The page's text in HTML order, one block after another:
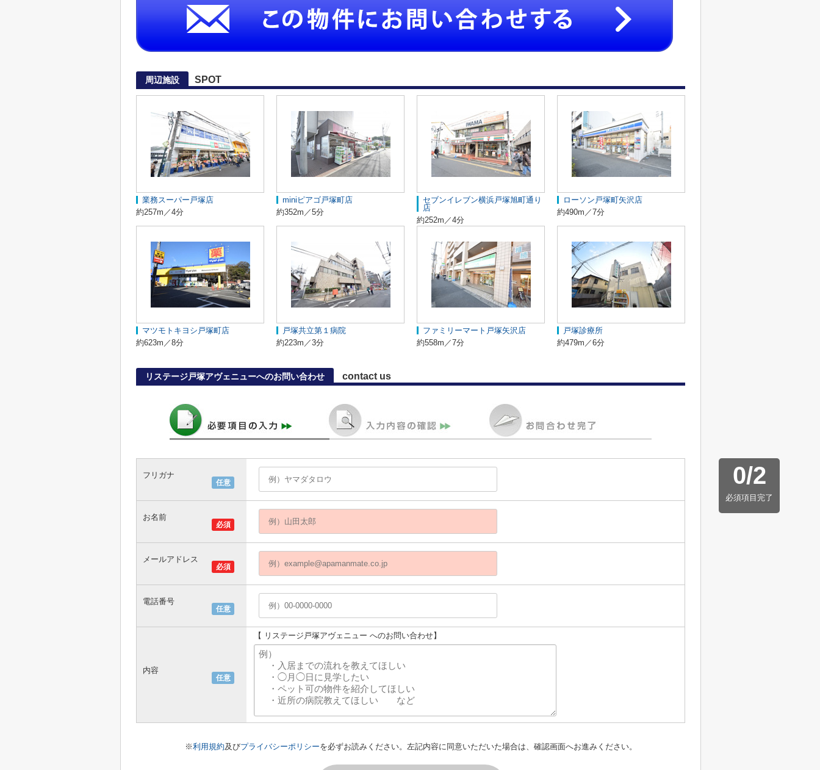
周辺施設 SPOT
業務スーパー戸塚店
約257m／4分
miniピアゴ戸塚町店
約352m／5分
セブンイレブン横浜戸塚旭町通り
店
約252m／4分
ローソン戸塚町矢沢店
約490m／7分
マツモトキヨシ戸塚町店
約623m／8分
戸塚共立第１病院
約223m／3分
ファミリーマート戸塚矢沢店
約558m／7分
戸塚診療所
約479m／6分
リステージ戸塚アヴェニューへのお問い合わせ contact us
0/2
必須項目完了
任意
フリガナ
必須
お名前
必須
メールアドレス
任意
電話番号
任意
内容
【 リステージ戸塚アヴェニュー へのお問い合わせ】
※利用規約及びプライバシーポリシーを必ずお読みください。左記内容に同意いただいた場合は、確認画面へお進みください。